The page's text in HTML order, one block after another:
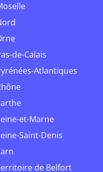
Moselle
Nord
Orne
Pas-de-Calais
Pyrénées-Atlantiques
Rhône
Sarthe
Seine-et-Marne
Seine-Saint-Denis
Tarn
Territoire de Belfort